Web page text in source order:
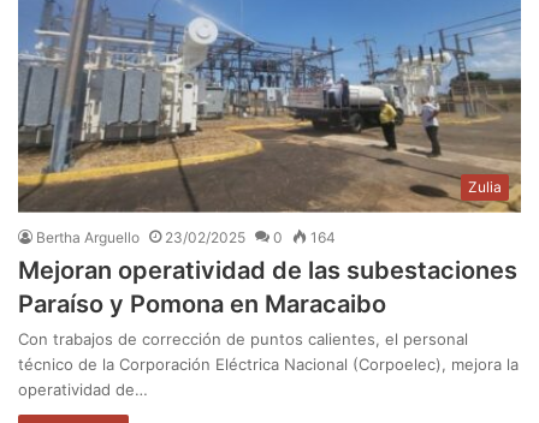
Zulia
Bertha Arguello 23/02/2025 0 164
Mejoran operatividad de las subestaciones
Paraíso y Pomona en Maracaibo
Con trabajos de corrección de puntos calientes, el personal
técnico de la Corporación Eléctrica Nacional (Corpoelec), mejora la
operatividad de…